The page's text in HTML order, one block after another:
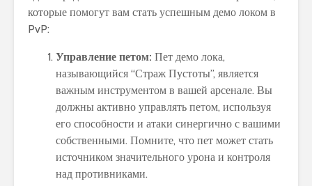
которые помогут вам стать успешным демо локом в
PvP:
Управление петом: Пет демо лока,
называющийся “Страж Пустоты”, является
важным инструментом в вашей арсенале. Вы
должны активно управлять петом, используя
его способности и атаки синергично с вашими
собственными. Помните, что пет может стать
источником значительного урона и контроля
над противниками.